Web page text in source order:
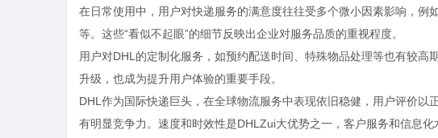
在日常使用中，用户对快递服务的满意度往往受多个微小因素影响，
等。这些“看似不起眼”的细节反映出企业对服务品质的重视程度。
用户对DHL的定制化服务，如预约配送时间、特殊物品处理等也有较
升级，也成为提升用户体验的重要手段。
DHL作为国际快递巨头，在全球物流服务中表现依旧稳健，用户评价
有明显竞争力。速度和时效性是DHLZui大优势之一，客户服务和信息化